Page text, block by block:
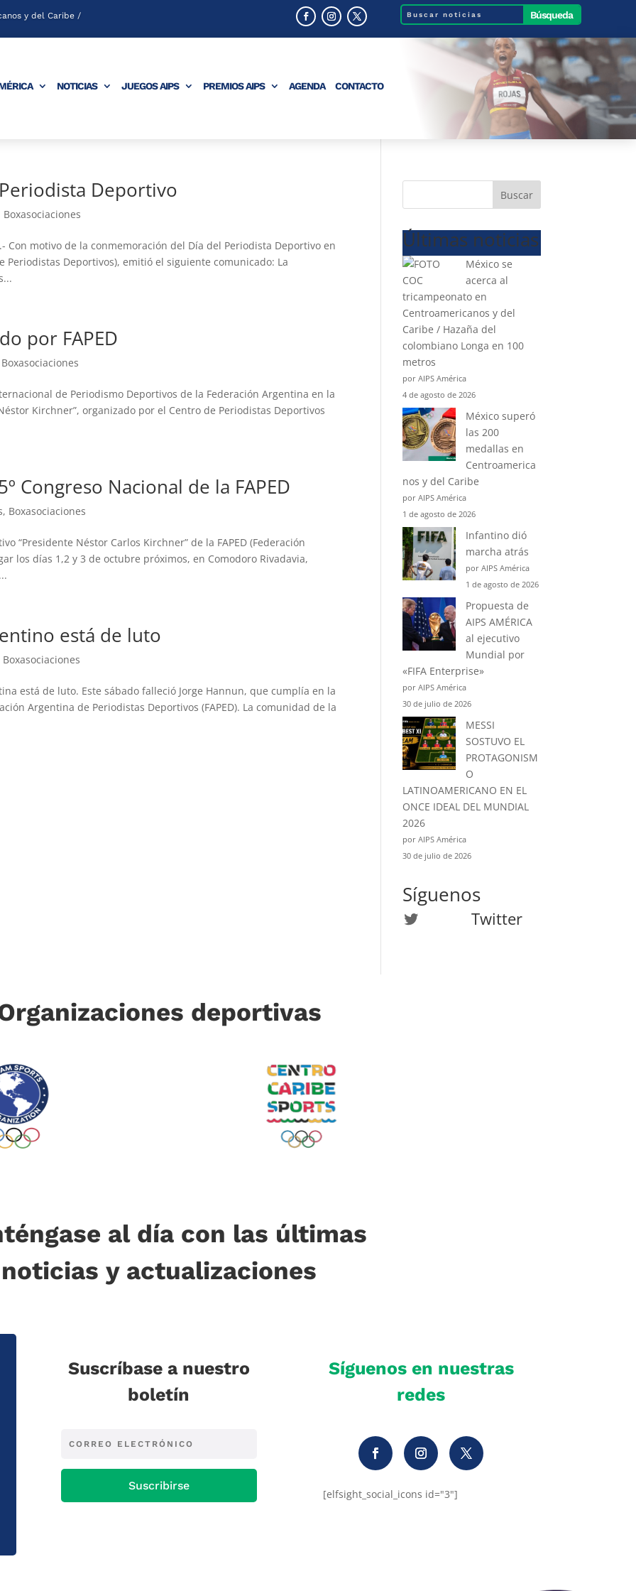
y del Caribe /
NOTICIAS JUEGOS AIPS PREMIOS AIPS AGENDA CONTACTO
Deportivo
Boxasociaciones
Con motivo de la conmemoración del Día del Periodista Deportivo en
Periodistas Deportivos), emitió el siguiente comunicado: La
por FAPED
Boxasociaciones
de Periodismo Deportivos de la Federación Argentina en la
Kirchner”, organizado por el Centro de Periodistas Deportivos
Congreso Nacional de la FAPED
, Boxasociaciones
“Presidente Néstor Carlos Kirchner” de la FAPED (Federación
los días 1,2 y 3 de octubre próximos, en Comodoro Rivadavia,
está de luto
Boxasociaciones
está de luto. Este sábado falleció Jorge Hannun, que cumplía en la
Argentina de Periodistas Deportivos (FAPED). La comunidad de la
Buscar
Últimas noticias
México se
acerca al
tricampeonato en
Centroamericanos y del
Caribe / Hazaña del
colombiano Longa en 100
metros
por AIPS América
4 de agosto de 2026
México superó
las 200
medallas en
Centroamerica
nos y del Caribe
por AIPS América
1 de agosto de 2026
Infantino dió
marcha atrás
por AIPS América
1 de agosto de 2026
Propuesta de
AIPS AMÉRICA
al ejecutivo
Mundial por
«FIFA Enterprise»
por AIPS América
30 de julio de 2026
MESSI
SOSTUVO EL
PROTAGONISM
O
LATINOAMERICANO EN EL
ONCE IDEAL DEL MUNDIAL
2026
por AIPS América
30 de julio de 2026
Síguenos
Twitter Twitter
deportivas
al día con las últimas
noticias y actualizaciones
Suscríbase a nuestro
boletín
Suscribirse
Síguenos en nuestras
redes
[elfsight_social_icons id="3"]